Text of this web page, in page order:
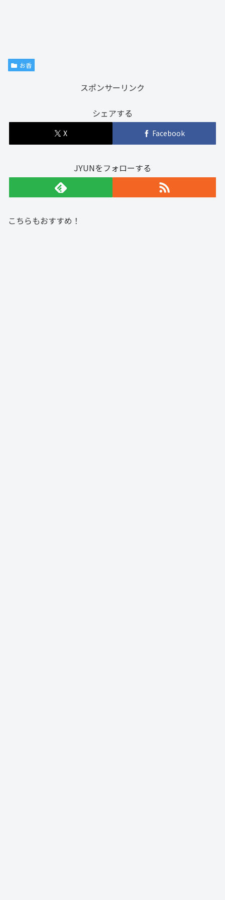
お香
スポンサーリンク
シェアする
X Facebook
JYUNをフォローする
こちらもおすすめ！